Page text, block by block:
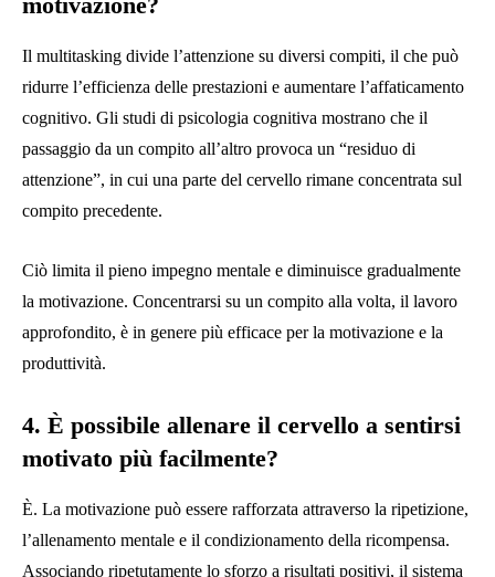
Il multitasking divide l’attenzione su diversi compiti, il che può
ridurre l’efficienza delle prestazioni e aumentare l’affaticamento
cognitivo. Gli studi di psicologia cognitiva mostrano che il
passaggio da un compito all’altro provoca un “residuo di
attenzione”, in cui una parte del cervello rimane concentrata sul
compito precedente.
Ciò limita il pieno impegno mentale e diminuisce gradualmente
la motivazione. Concentrarsi su un compito alla volta, il lavoro
approfondito, è in genere più efficace per la motivazione e la
produttività.
4. È possibile allenare il cervello a sentirsi
motivato più facilmente?
È. La motivazione può essere rafforzata attraverso la ripetizione,
l’allenamento mentale e il condizionamento della ricompensa.
Associando ripetutamente lo sforzo a risultati positivi, il sistema